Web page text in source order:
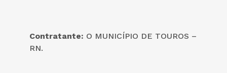
Contratante: O MUNICÍPIO DE TOUROS –
RN.